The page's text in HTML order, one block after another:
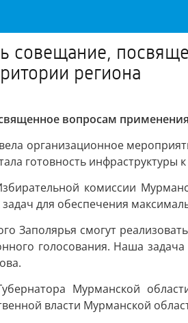
совещание,
региона
вопросам
организационное
готовность
комиссии
для обеспечения
Заполярья смогут
голосования. Наша
Мурманской
власти Мурманской